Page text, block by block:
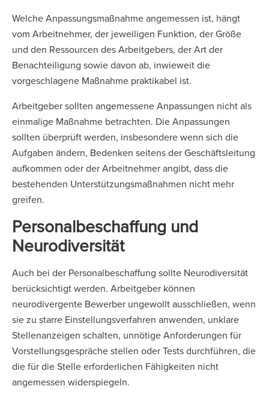
Welche Anpassungsmaßnahme angemessen ist, hängt
vom Arbeitnehmer, der jeweiligen Funktion, der Größe
und den Ressourcen des Arbeitgebers, der Art der
Benachteiligung sowie davon ab, inwieweit die
vorgeschlagene Maßnahme praktikabel ist.
Arbeitgeber sollten angemessene Anpassungen nicht als
einmalige Maßnahme betrachten. Die Anpassungen
sollten überprüft werden, insbesondere wenn sich die
Aufgaben ändern, Bedenken seitens der Geschäftsleitung
aufkommen oder der Arbeitnehmer angibt, dass die
bestehenden Unterstützungsmaßnahmen nicht mehr
greifen.
Personalbeschaffung und
Neurodiversität
Auch bei der Personalbeschaffung sollte Neurodiversität
berücksichtigt werden. Arbeitgeber können
neurodivergente Bewerber ungewollt ausschließen, wenn
sie zu starre Einstellungsverfahren anwenden, unklare
Stellenanzeigen schalten, unnötige Anforderungen für
Vorstellungsgespräche stellen oder Tests durchführen, die
die für die Stelle erforderlichen Fähigkeiten nicht
angemessen widerspiegeln.